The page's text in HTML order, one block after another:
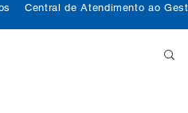
Central de Atendimento ao